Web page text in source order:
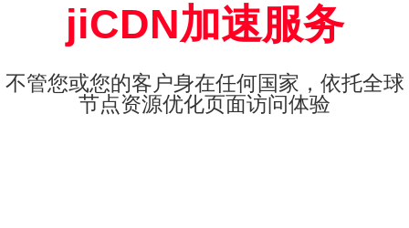
jiCDN加速服务
不管您或您的客户身在任何国家，依托全球
节点资源优化页面访问体验